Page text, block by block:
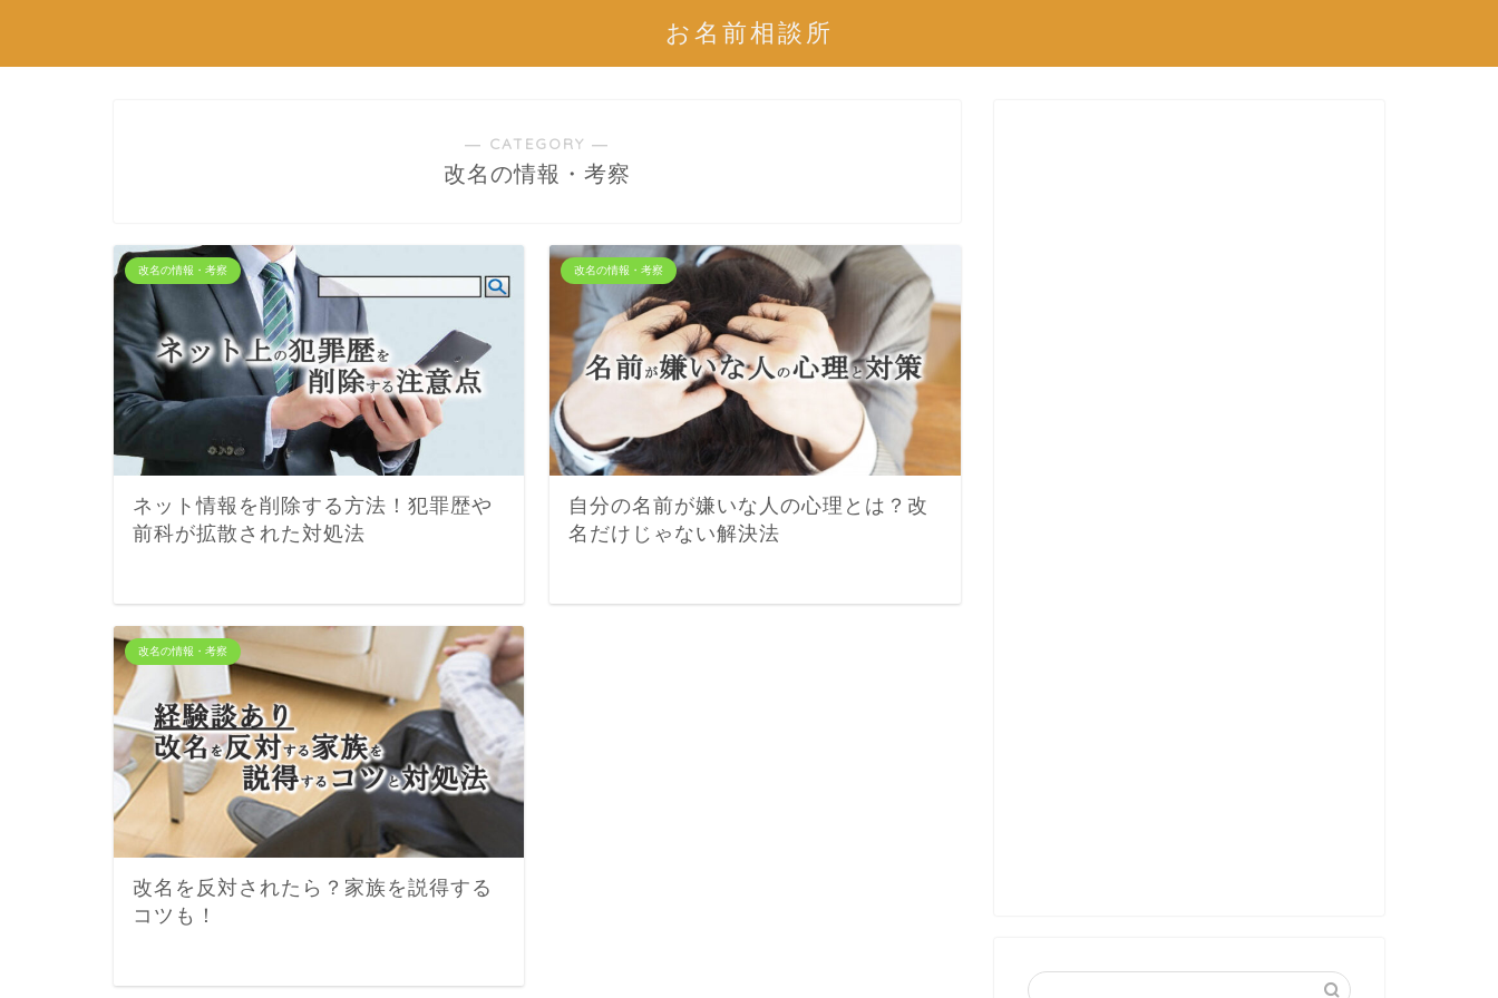
お名前相談所
― CATEGORY ―
改名の情報・考察
改名の情報・考察
ネット情報を削除する方法！犯罪歴や
前科が拡散された対処法
改名の情報・考察
自分の名前が嫌いな人の心理とは？改
名だけじゃない解決法
改名の情報・考察
改名を反対されたら？家族を説得する
コツも！